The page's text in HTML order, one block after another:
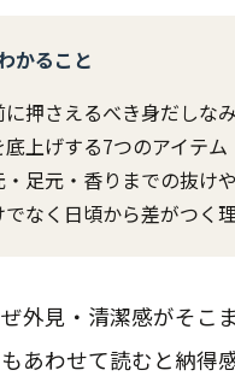
かること
に押さえるべき身だしな
上げする7つのアイテム
足元・香りまでの抜け
でなく日頃から差がつく
外見・清潔感がそこ
もあわせて読むと納得